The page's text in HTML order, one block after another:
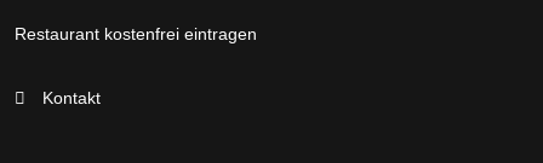
Restaurant kostenfrei eintragen
Kontakt